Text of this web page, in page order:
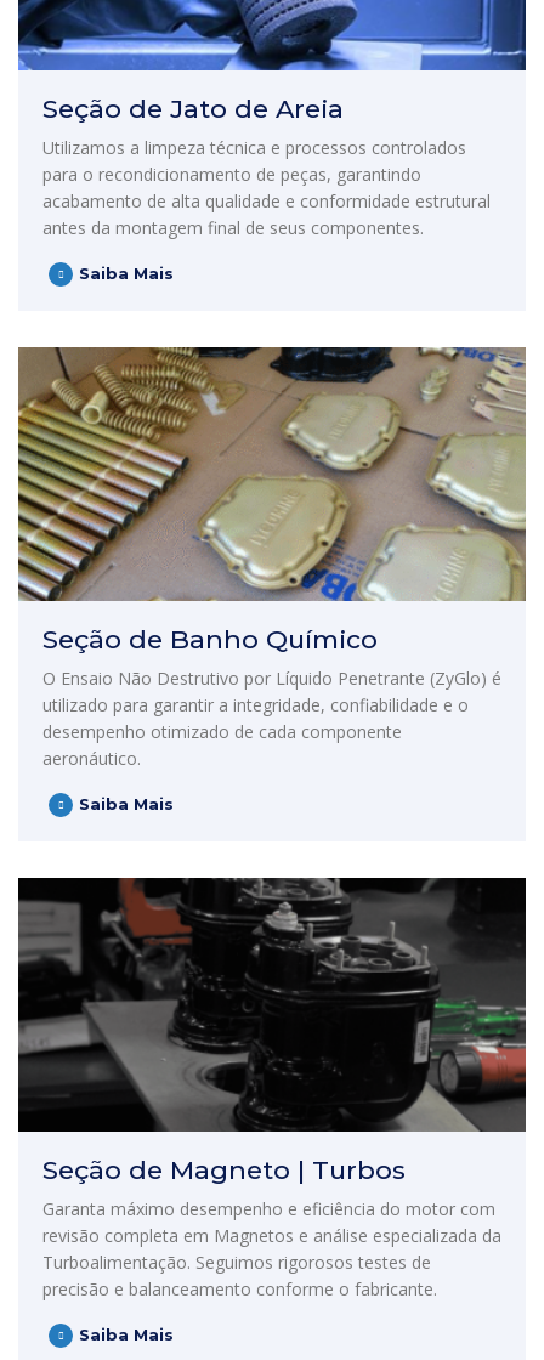
Seção de Jato de Areia
Utilizamos a limpeza técnica e processos controlados
para o recondicionamento de peças, garantindo
acabamento de alta qualidade e conformidade estrutural
antes da montagem final de seus componentes.
Saiba Mais
Seção de Banho Químico
O Ensaio Não Destrutivo por Líquido Penetrante (ZyGlo) é
utilizado para garantir a integridade, confiabilidade e o
desempenho otimizado de cada componente
aeronáutico.
Saiba Mais
Seção de Magneto | Turbos
Garanta máximo desempenho e eficiência do motor com
revisão completa em Magnetos e análise especializada da
Turboalimentação. Seguimos rigorosos testes de
precisão e balanceamento conforme o fabricante.
Saiba Mais